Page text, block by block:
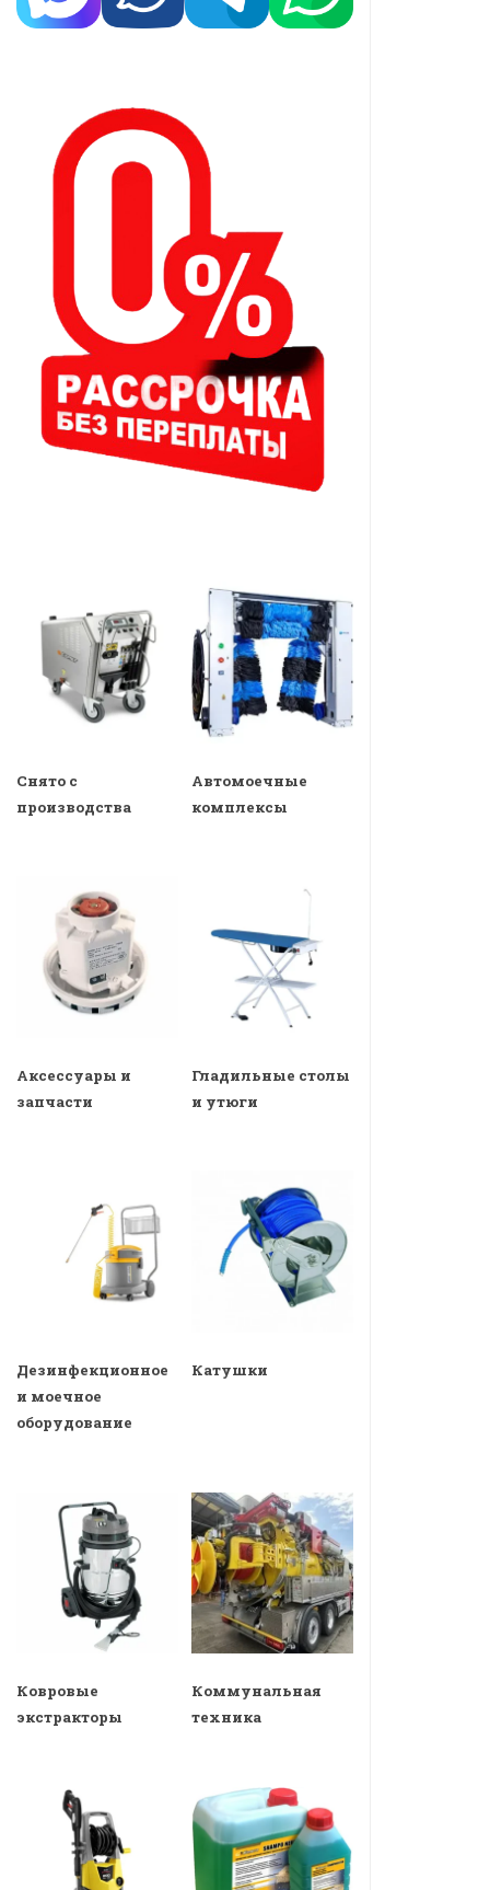
Снято с
производства
Автомоечные
комплексы
Аксессуары и
запчасти
Гладильные столы
и утюги
Дезинфекционное
и моечное
оборудование
Катушки
Ковровые
экстракторы
Коммунальная
техника